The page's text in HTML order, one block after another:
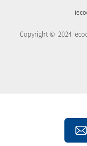
Copyright © 2024